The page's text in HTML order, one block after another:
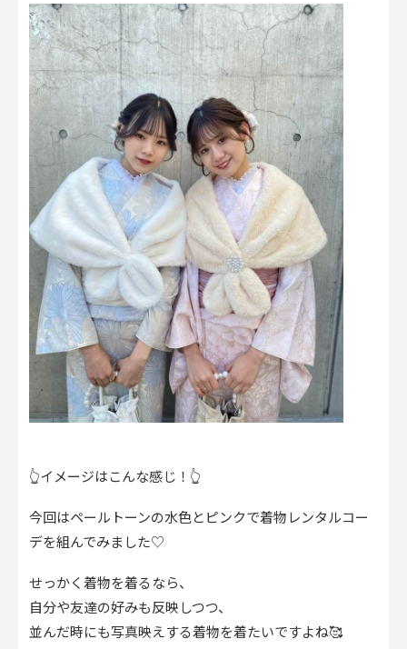
👆イメージはこんな感じ！👆
今回はペールトーンの水色とピンクで着物レンタルコー
デを組んでみました♡
せっかく着物を着るなら、
自分や友達の好みも反映しつつ、
並んだ時にも写真映えする着物を着たいですよね🥰